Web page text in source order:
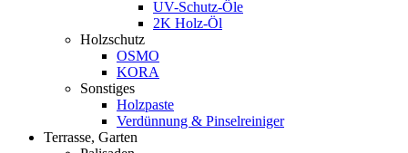
UV-Schutz-Öle
2K Holz-Öl
Holzschutz
OSMO
KORA
Sonstiges
Holzpaste
Verdünnung & Pinselreiniger
Terrasse, Garten